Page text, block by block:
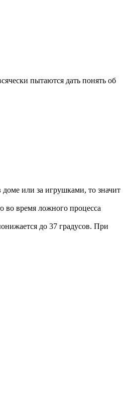
пытаются дать понять об
или за игрушками, то значит
во время ложного процесса
до 37 градусов. При